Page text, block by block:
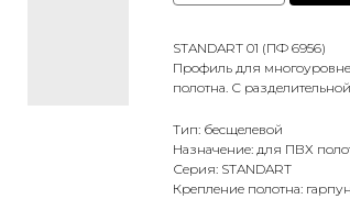
STANDART 01 (ПФ 6956)
Профиль для
полотна. С
Тип: бесщелевой
Назначение: для ПВХ
Серия: STANDART
Крепление полотна: гарпун